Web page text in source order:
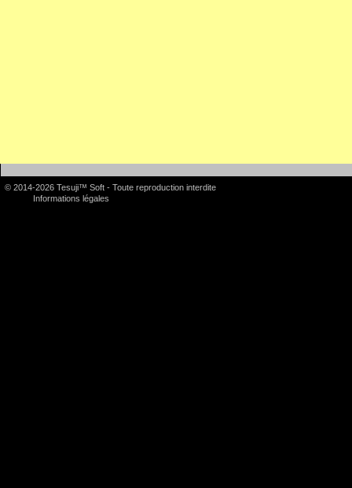
© 2014-2026 Tesuji™ Soft - Toute reproduction interdite
Informations légales